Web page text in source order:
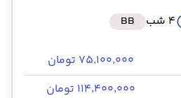
4 شب BB
۷۵٬۱۰۰٬۰۰۰ تومان
۱۱۴٬۴۰۰٬۰۰۰ تومان